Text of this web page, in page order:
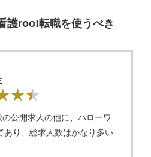
護roo!転職を使うべき
公開求人の他に、ハローワ
あり、総求人数はかなり多い